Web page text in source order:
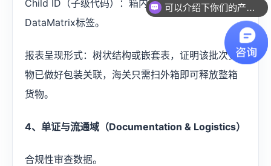
Child ID（子级代码）：箱内每个独立零售包装的
DataMatrix标签。
报表呈现形式：树状结构或嵌套表，证明该批次货
物已做好包装关联，海关只需扫外箱即可释放整箱
货物。
4、单证与流通域（Documentation & Logistics）
合规性审查数据。
可以介绍下你们的产品么？